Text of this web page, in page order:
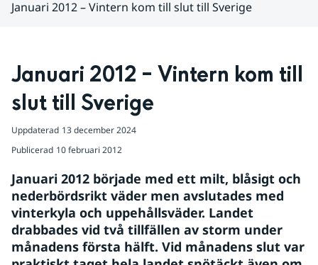
Januari 2012 – Vintern kom till slut till Sverige
Januari 2012 – Vintern kom till
slut till Sverige
Uppdaterad 13 december 2024
Publicerad 10 februari 2012
Januari 2012 började med ett milt, blåsigt och
nederbördsrikt väder men avslutades med
vinterkyla och uppehållsväder. Landet
drabbades vid två tillfällen av storm under
månadens första hälft. Vid månadens slut var